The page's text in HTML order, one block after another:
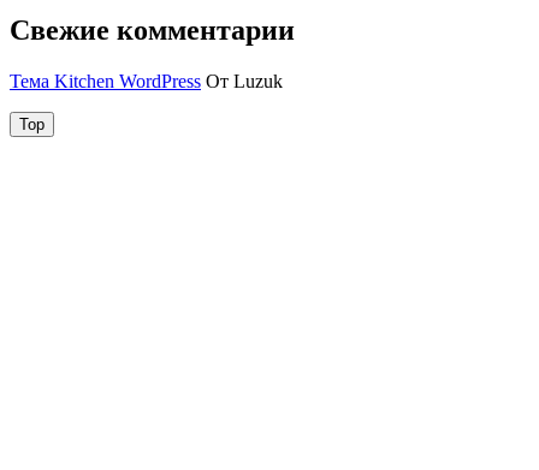
Свежие комментарии
Тема Kitchen WordPress От Luzuk
Top